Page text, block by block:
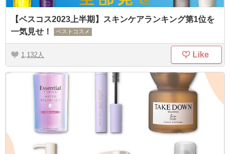
【ベスコス2023上半期】スキンケアランキング第1位を
一気見せ！
ベストコスメ
1,132 Like